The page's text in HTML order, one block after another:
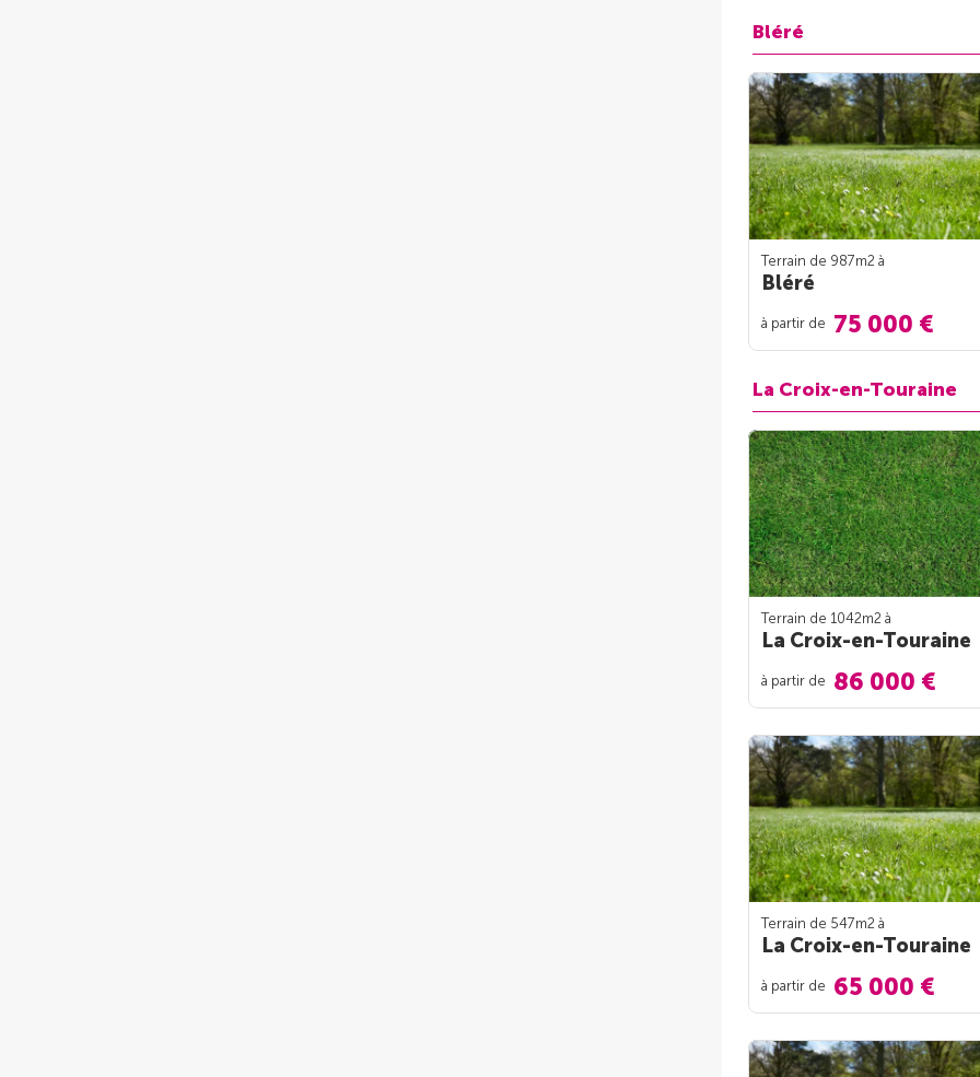
Bléré
Terrain de 987m2 à
Bléré
à partir de 75 000 €
La Croix-en-Touraine
Terrain de 1042m2 à
La Croix-en-Touraine
à partir de 86 000 €
Terrain de 547m2 à
La Croix-en-Touraine
à partir de 65 000 €